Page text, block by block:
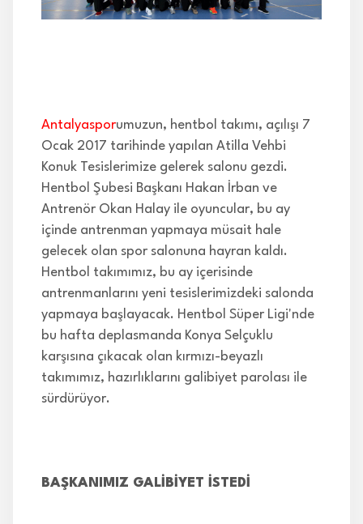
Antalyasporumuzun, hentbol takımı, açılışı 7
Ocak 2017 tarihinde yapılan Atilla Vehbi
Konuk Tesislerimize gelerek salonu gezdi.
Hentbol Şubesi Başkanı Hakan İrban ve
Antrenör Okan Halay ile oyuncular, bu ay
içinde antrenman yapmaya müsait hale
gelecek olan spor salonuna hayran kaldı.
Hentbol takımımız, bu ay içerisinde
antrenmanlarını yeni tesislerimizdeki salonda
yapmaya başlayacak. Hentbol Süper Ligi'nde
bu hafta deplasmanda Konya Selçuklu
karşısına çıkacak olan kırmızı-beyazlı
takımımız, hazırlıklarını galibiyet parolası ile
sürdürüyor.
BAŞKANIMIZ GALİBİYET İSTEDİ